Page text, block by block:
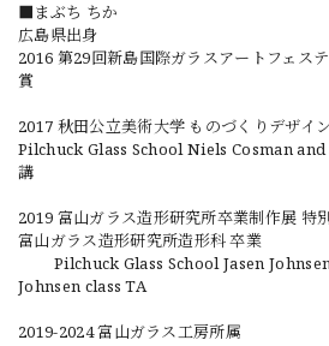
■まぶち ちか
広島県出身
2016 第29回新島国際ガラスアートフェス
賞
2017 秋田公立美術大学 ものづくりデザイ
Pilchuck Glass School Niels Cosman
講
2019 富山ガラス造形研究所卒業制作展 特
富山ガラス造形研究所造形科 卒業
Pilchuck Glass School Jasen
Johnsen class TA
2019-2024 富山ガラス工房所属